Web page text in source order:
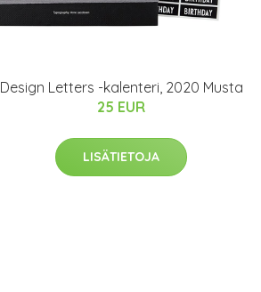
Design Letters -kalenteri, 2020 Musta
25 EUR
LISÄTIETOJA